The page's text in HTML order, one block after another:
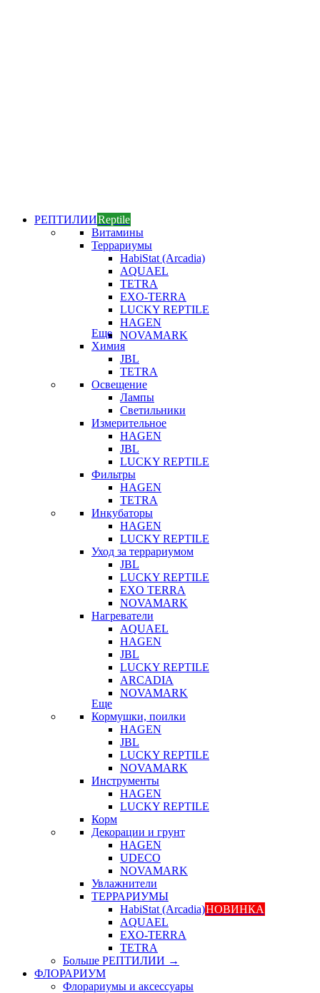
РЕПТИЛИИReptile
Витамины
Террариумы
HabiStat (Arcadia)
AQUAEL
TETRA
EXO-TERRA
LUCKY REPTILE
HAGEN
NOVAMARK
Еще
Химия
JBL
TETRA
Освещение
Лампы
Светильники
Измерительное
HAGEN
JBL
LUCKY REPTILE
Фильтры
HAGEN
TETRA
Инкубаторы
HAGEN
LUCKY REPTILE
Уход за террариумом
JBL
LUCKY REPTILE
EXO TERRA
NOVAMARK
Нагреватели
AQUAEL
HAGEN
JBL
LUCKY REPTILE
ARCADIA
NOVAMARK
Еще
Кормушки, поилки
HAGEN
JBL
LUCKY REPTILE
NOVAMARK
Инструменты
HAGEN
LUCKY REPTILE
Корм
Декорации и грунт
HAGEN
UDECO
NOVAMARK
Увлажнители
ТЕРРАРИУМЫ
HabiStat (Arcadia)НОВИНКА
AQUAEL
EXO-TERRA
TETRA
Больше РЕПТИЛИИ →
ФЛОРАРИУМ
Флорариумы и аксессуары